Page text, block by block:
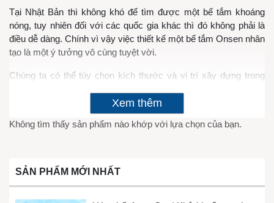
SẢN PHẨM MỚI NHẤT
Tại Nhật Bản thì không khó để tìm được một bể tắm khoáng
nóng, tuy nhiên đối với các quốc gia khác thì đó không phải là
điều dễ dàng. Chính vì vậy việc thiết kế một bể tắm Onsen nhân
tạo là một ý tưởng vô cùng tuyệt vời.
Chúng ta có thể tùy chọn kích thước và vị trí xây dựng trong
Xem thêm
Không tìm thấy sản phẩm nào khớp với lựa chọn của bạn.